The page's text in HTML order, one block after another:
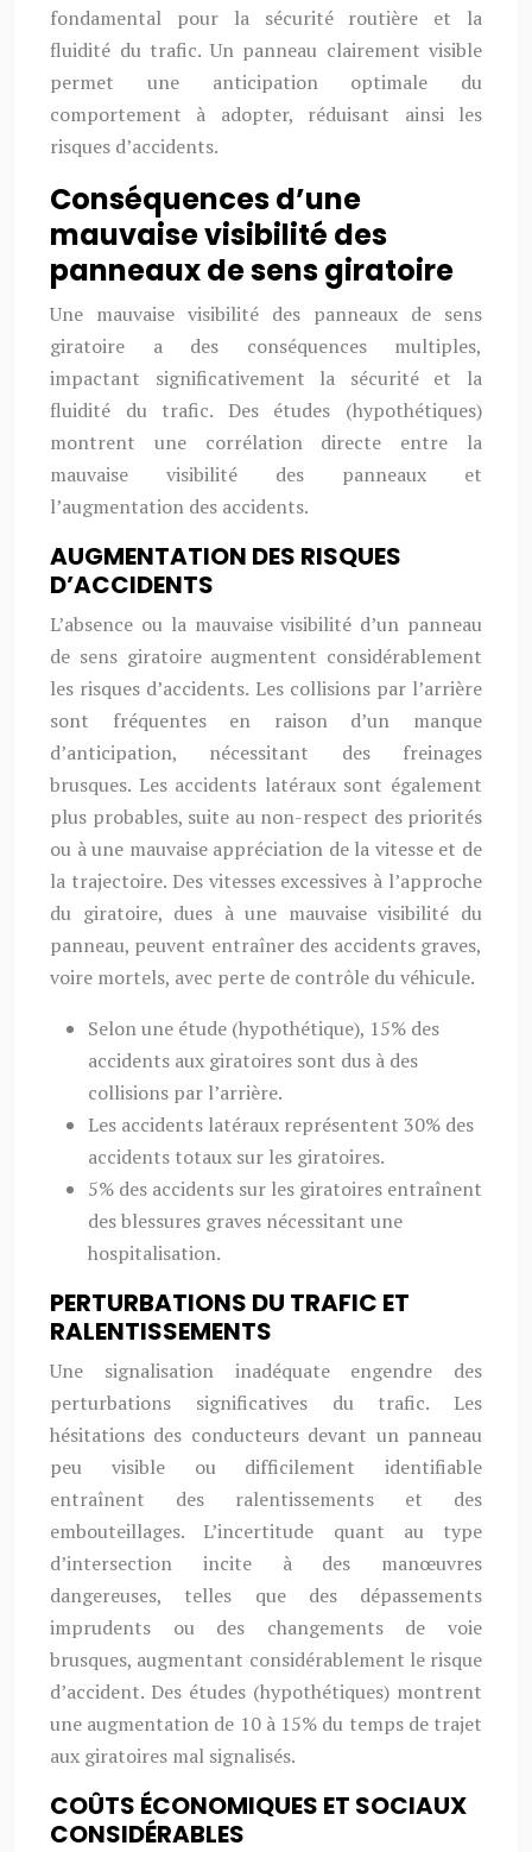
fondamental pour la sécurité routière et la
fluidité du trafic. Un panneau clairement visible
permet une anticipation optimale du
comportement à adopter, réduisant ainsi les
risques d’accidents.
Conséquences d’une
mauvaise visibilité des
panneaux de sens giratoire
Une mauvaise visibilité des panneaux de sens
giratoire a des conséquences multiples,
impactant significativement la sécurité et la
fluidité du trafic. Des études (hypothétiques)
montrent une corrélation directe entre la
mauvaise visibilité des panneaux et
l’augmentation des accidents.
AUGMENTATION DES RISQUES
D’ACCIDENTS
L’absence ou la mauvaise visibilité d’un panneau
de sens giratoire augmentent considérablement
les risques d’accidents. Les collisions par l’arrière
sont fréquentes en raison d’un manque
d’anticipation, nécessitant des freinages
brusques. Les accidents latéraux sont également
plus probables, suite au non-respect des priorités
ou à une mauvaise appréciation de la vitesse et de
la trajectoire. Des vitesses excessives à l’approche
du giratoire, dues à une mauvaise visibilité du
panneau, peuvent entraîner des accidents graves,
voire mortels, avec perte de contrôle du véhicule.
Selon une étude (hypothétique), 15% des
accidents aux giratoires sont dus à des
collisions par l’arrière.
Les accidents latéraux représentent 30% des
accidents totaux sur les giratoires.
5% des accidents sur les giratoires entraînent
des blessures graves nécessitant une
hospitalisation.
PERTURBATIONS DU TRAFIC ET
RALENTISSEMENTS
Une signalisation inadéquate engendre des
perturbations significatives du trafic. Les
hésitations des conducteurs devant un panneau
peu visible ou difficilement identifiable
entraînent des ralentissements et des
embouteillages. L’incertitude quant au type
d’intersection incite à des manœuvres
dangereuses, telles que des dépassements
imprudents ou des changements de voie
brusques, augmentant considérablement le risque
d’accident. Des études (hypothétiques) montrent
une augmentation de 10 à 15% du temps de trajet
aux giratoires mal signalisés.
COÛTS ÉCONOMIQUES ET SOCIAUX
CONSIDÉRABLES